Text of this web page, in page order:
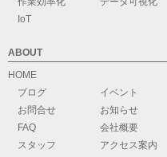
IoT
ABOUT
HOME
ブログ
イベント
お問合せ
お知らせ
FAQ
会社概要
スタッフ
アクセス案内